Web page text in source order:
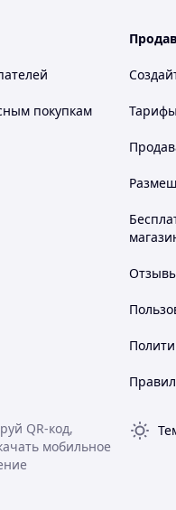
покупкам Тарифы
QR-код,
мобильное